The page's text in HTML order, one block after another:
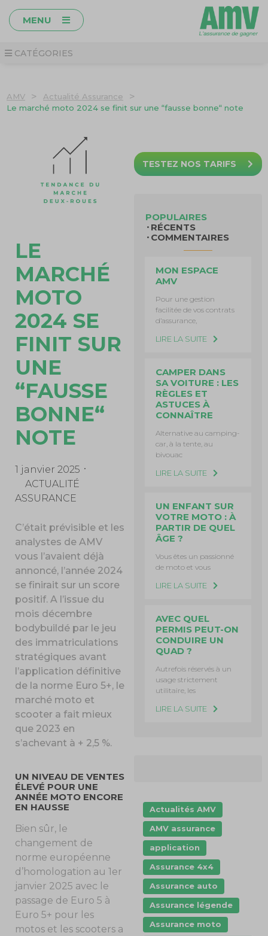
MENU
CATÉGORIES
AMV > Actualité Assurance >
Le marché moto 2024 se finit sur une “fausse bonne“ note
LE
MARCHÉ
MOTO
2024 SE
FINIT SUR
UNE
“FAUSSE
BONNE“
NOTE
1 janvier 2025
ACTUALITÉ
ASSURANCE
C’était prévisible et les
analystes de AMV
vous l’avaient déjà
annoncé, l’année 2024
se finirait sur un score
positif. A l’issue du
mois décembre
bodybuildé par le jeu
des immatriculations
stratégiques avant
l’application définitive
de la norme Euro 5+, le
marché moto et
scooter a fait mieux
que 2023 en
s’achevant à + 2,5 %.
UN NIVEAU DE VENTES
ÉLEVÉ POUR UNE
ANNÉE MOTO ENCORE
EN HAUSSE
Bien sûr, le
changement de
norme européenne
d’homologation au 1 er
janvier 2025 avec le
passage de Euro 5 à
Euro 5+ pour les
motos et les scooters a
TESTEZ NOS TARIFS
POPULAIRES
RÉCENTS
COMMENTAIRES
MON ESPACE
AMV
Pour une gestion
facilitée de vos contrats
d’assurance,
LIRE LA SUITE
CAMPER DANS
SA VOITURE : LES
RÈGLES ET
ASTUCES À
CONNAÎTRE
Alternative au camping-
car, à la tente, au
bivouac
LIRE LA SUITE
UN ENFANT SUR
VOTRE MOTO : À
PARTIR DE QUEL
ÂGE ?
Vous êtes un passionné
de moto et vous
LIRE LA SUITE
AVEC QUEL
PERMIS PEUT-ON
CONDUIRE UN
QUAD ?
Autrefois réservés à un
usage strictement
utilitaire, les
LIRE LA SUITE
Actualités AMV
AMV assurance
application
Assurance 4x4
Assurance auto
Assurance légende
Assurance moto